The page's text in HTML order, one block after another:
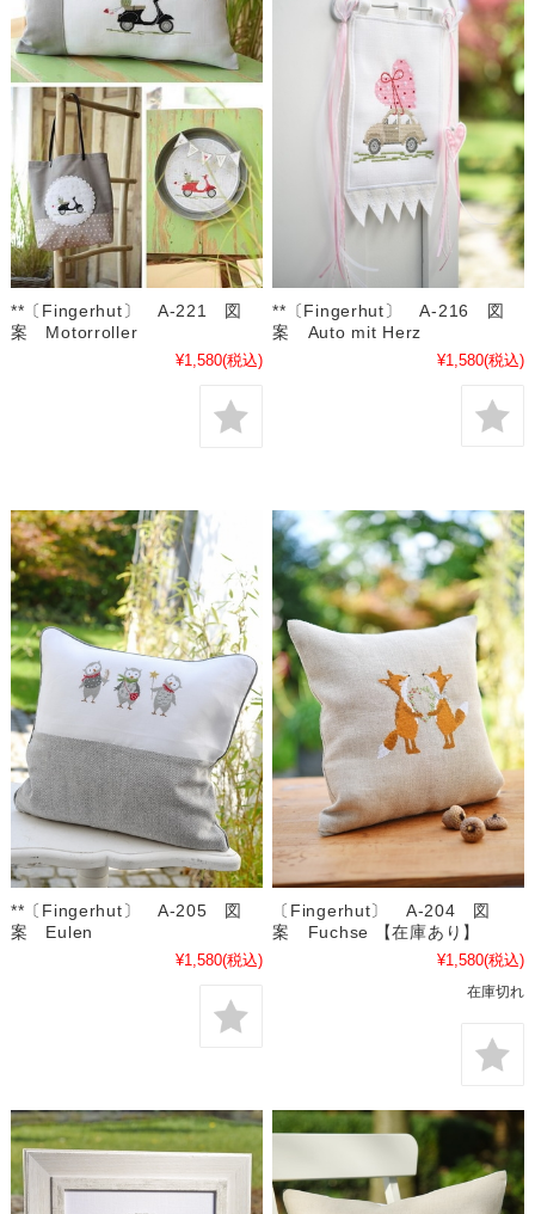
**〔Fingerhut〕 A-221 図
案 Motorroller
¥1,580(税込)
**〔Fingerhut〕 A-216 図
案 Auto mit Herz
¥1,580(税込)
**〔Fingerhut〕 A-205 図
案 Eulen
¥1,580(税込)
〔Fingerhut〕 A-204 図
案 Fuchse 【在庫あり】
¥1,580(税込)
在庫切れ